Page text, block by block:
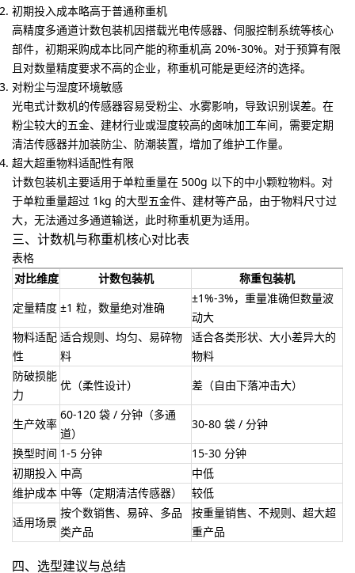
初期投入成本略高于普通称重机
高精度多通道计数包装机因搭载光电传感器、伺服控制系统等核心
部件，初期采购成本比同产能的称重机高 20%-30%。对于预算有限
且对数量精度要求不高的企业，称重机可能是更经济的选择。
对粉尘与湿度环境敏感
光电式计数机的传感器容易受粉尘、水雾影响，导致识别误差。在
粉尘较大的五金、建材行业或湿度较高的卤味加工车间，需要定期
清洁传感器并加装防尘、防潮装置，增加了维护工作量。
超大超重物料适配性有限
计数包装机主要适用于单粒重量在 500g 以下的中小颗粒物料。对
于单粒重量超过 1kg 的大型五金件、建材等产品，由于物料尺寸过
大，无法通过多通道输送，此时称重机更为适用。
三、计数机与称重机核心对比表
表格
对比维度
计数包装机
称重包装机
定量精度 ±1 粒，数量绝对准确
±1%-3%，重量准确但数量波
动大
物料适配
性
适合规则、均匀、易碎物
料
适合各类形状、大小差异大的
物料
防破损能
力
优（柔性设计） 差（自由下落冲击大）
生产效率
60-120 袋 / 分钟（多通
道）
30-80 袋 / 分钟
换型时间 1-5 分钟
15-30 分钟
初期投入 中高
中低
维护成本 中等（定期清洁传感器）
较低
适用场景
按个数销售、易碎、多品
类产品
按重量销售、不规则、超大超
重产品
四、选型建议与总结